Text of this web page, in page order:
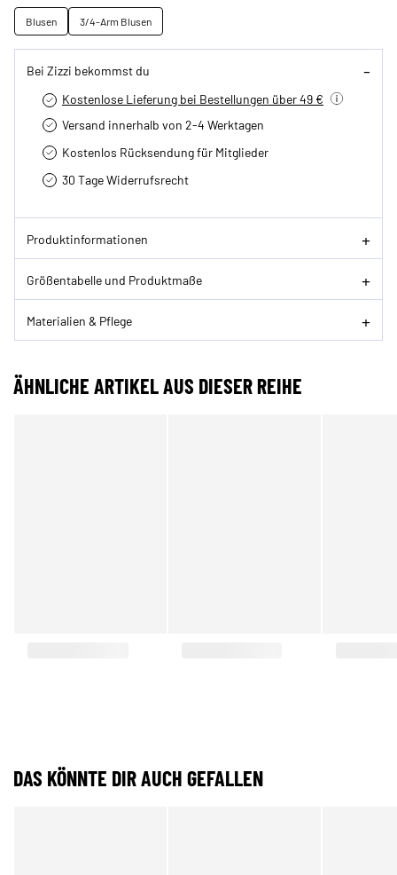
Blusen 3/4-Arm Blusen
Bei Zizzi bekommst du
Kostenlose Lieferung bei Bestellungen über 49 €
Versand innerhalb von 2-4 Werktagen
Kostenlos Rücksendung für Mitglieder
30 Tage Widerrufsrecht
Produktinformationen
Größentabelle und Produktmaße
Materialien & Pflege
ÄHNLICHE ARTIKEL AUS DIESER REIHE
DAS KÖNNTE DIR AUCH GEFALLEN